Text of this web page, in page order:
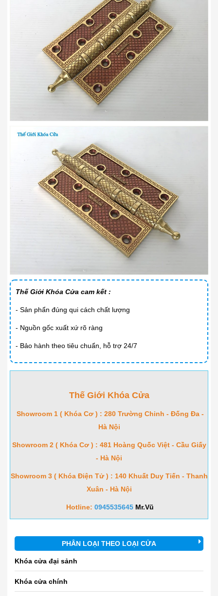
PHÂN LOẠI THEO LOẠI CỬA
Khóa cửa đại sảnh
Khóa cửa chính
Thế Giới Khóa Cửa cam kết :
- Sản phẩn đúng qui cách chất lượng
- Nguồn gốc xuất xứ rõ ràng
- Bảo hành theo tiêu chuẩn, hỗ trợ 24/7
Thế Giới Khóa Cửa
Showroom 1 ( Khóa Cơ ) : 280 Trường Chinh - Đống Đa -
Hà Nội
Showroom 2 ( Khóa Cơ ) : 481 Hoàng Quốc Việt - Cầu Giấy
- Hà Nội
Showroom 3 ( Khóa Điện Tử ) : 140 Khuất Duy Tiến - Thanh
Xuân - Hà Nội
Hotline: 0945535645 Mr.Vũ